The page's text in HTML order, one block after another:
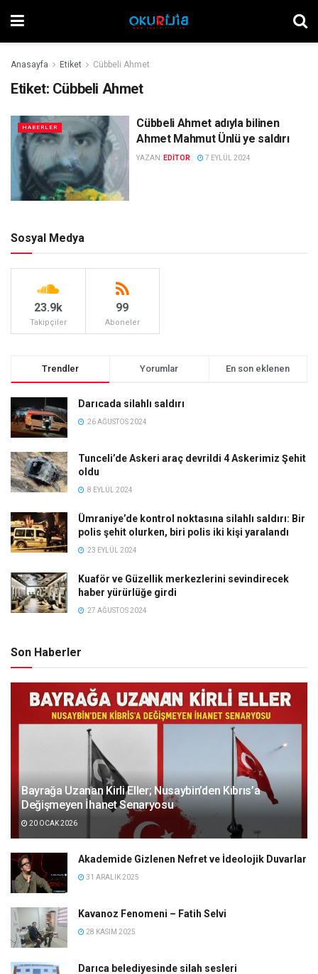
Anasayfa Etiket Cübbeli Ahmet
Etiket: Cübbeli Ahmet
HABERLER
Cübbeli Ahmet adıyla bilinen
Ahmet Mahmut Ünlü ye saldırı
YAZAN: EDITOR 7 EYLÜL 2024
Sosyal Medya
23.9k
Takipçiler
99
Aboneler
Trendler Yorumlar En son eklenen
Darıcada silahlı saldırı
26 AĞUSTOS 2024
Tunceli’de Askeri araç devrildi 4 Askerimiz Şehit
oldu
8 EYLÜL 2024
Ümraniye’de kontrol noktasına silahlı saldırı: Bir
polis şehit olurken, biri polis iki kişi yaralandı
23 EYLÜL 2024
Kuaför ve Güzellik merkezlerini sevindirecek
haber yürürlüğe girdi
27 AĞUSTOS 2024
Son Haberler
Bayrağa Uzanan Kirli Eller; Nusaybin’den Kıbrıs’a
Değişmeyen İhanet Senaryosu
20 OCAK 2026
Akademide Gizlenen Nefret ve İdeolojik Duvarlar
31 ARALIK 2025
Kavanoz Fenomeni – Fatih Selvi
28 KASIM 2025
Darıca belediyesinde silah sesleri